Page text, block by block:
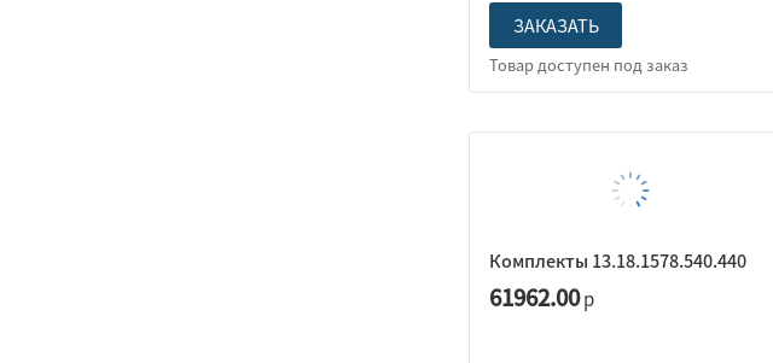
ЗАКАЗАТЬ
Комплекты 13.18.1578.540.440
61962.00р